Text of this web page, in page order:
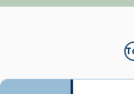
juliol la